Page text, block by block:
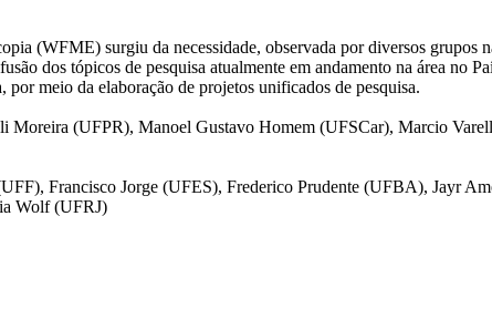
(WFME) surgiu da necessidade, observada por diversos grupos
dos tópicos de pesquisa atualmente em andamento na área no
por meio da elaboração de projetos unificados de pesquisa.
Moreira (UFPR), Manoel Gustavo Homem (UFSCar), Marcio
Francisco Jorge (UFES), Frederico Prudente (UFBA), Jayr
Wolf (UFRJ)